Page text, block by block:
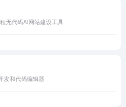
无代码AI网站建设工具
发和代码编辑器